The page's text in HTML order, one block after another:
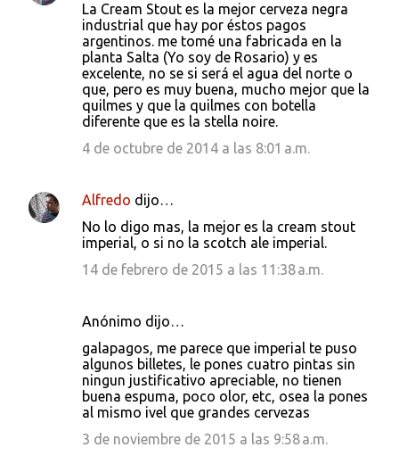
La Cream Stout es la mejor cerveza negra
industrial que hay por éstos pagos
argentinos. me tomé una fabricada en la
planta Salta (Yo soy de Rosario) y es
excelente, no se si será el agua del norte o
que, pero es muy buena, mucho mejor que la
quilmes y que la quilmes con botella
diferente que es la stella noire.
4 de octubre de 2014 a las 8:01 a.m.
Alfredo dijo…
No lo digo mas, la mejor es la cream stout
imperial, o si no la scotch ale imperial.
14 de febrero de 2015 a las 11:38 a.m.
Anónimo dijo…
galapagos, me parece que imperial te puso
algunos billetes, le pones cuatro pintas sin
ningun justificativo apreciable, no tienen
buena espuma, poco olor, etc, osea la pones
al mismo ivel que grandes cervezas
3 de noviembre de 2015 a las 9:58 a.m.